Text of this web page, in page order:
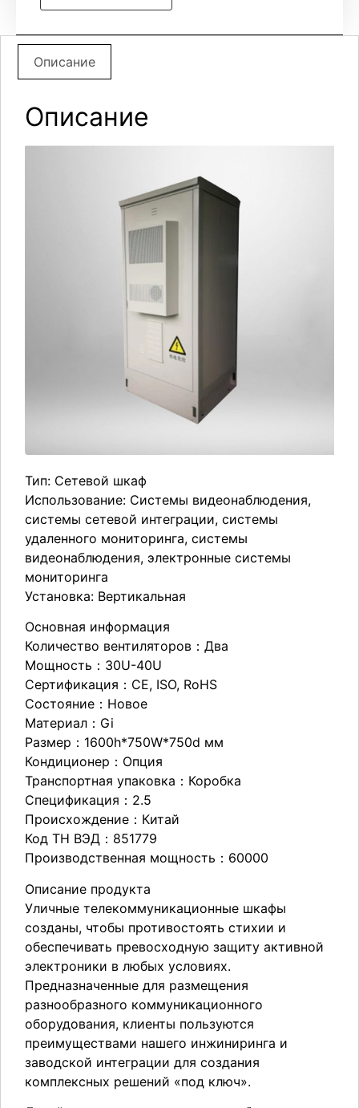
Описание
Описание
Тип: Сетевой шкаф
Использование: Системы видеонаблюдения,
системы сетевой интеграции, системы
удаленного мониторинга, системы
видеонаблюдения, электронные системы
мониторинга
Установка: Вертикальная
Основная информация
Количество вентиляторов：Два
Мощность：30U-40U
Сертификация：CE, ISO, RoHS
Состояние：Новое
Материал：Gi
Размер：1600h*750W*750d мм
Кондиционер：Опция
Транспортная упаковка：Коробка
Спецификация：2.5
Происхождение：Китай
Код ТН ВЭД：851779
Производственная мощность：60000
Описание продукта
Уличные телекоммуникационные шкафы
созданы, чтобы противостоять стихии и
обеспечивать превосходную защиту активной
электроники в любых условиях.
Предназначенные для размещения
разнообразного коммуникационного
оборудования, клиенты пользуются
преимуществами нашего инжиниринга и
заводской интеграции для создания
комплексных решений «под ключ».